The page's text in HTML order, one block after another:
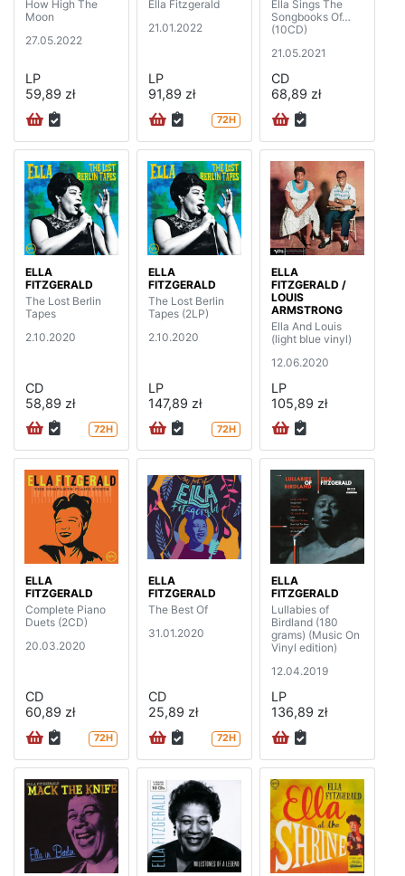
How High The
Moon
27.05.2022
LP
59,89 zł
Ella Fitzgerald
21.01.2022
LP
91,89 zł
72H
Ella Sings The
Songbooks Of…
(10CD)
21.05.2021
CD
68,89 zł
ELLA
FITZGERALD
The Lost Berlin
Tapes
2.10.2020
CD
58,89 zł
72H
ELLA
FITZGERALD
The Lost Berlin
Tapes (2LP)
2.10.2020
LP
147,89 zł
72H
ELLA
FITZGERALD /
LOUIS
ARMSTRONG
Ella And Louis
(light blue vinyl)
12.06.2020
LP
105,89 zł
ELLA
FITZGERALD
Complete Piano
Duets (2CD)
20.03.2020
CD
60,89 zł
72H
ELLA
FITZGERALD
The Best Of
31.01.2020
CD
25,89 zł
72H
ELLA
FITZGERALD
Lullabies of
Birdland (180
grams) (Music On
Vinyl edition)
12.04.2019
LP
136,89 zł